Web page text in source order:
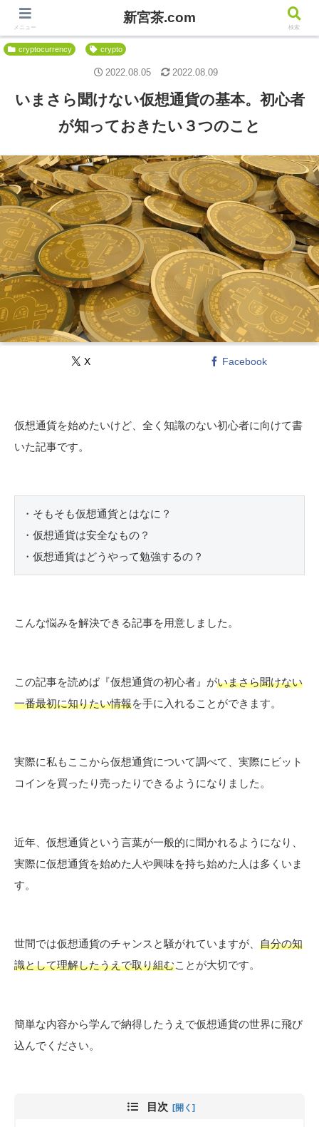
新宮茶.com
cryptocurrency crypto
いまさら聞けない仮想通貨の基本。初心者
が知っておきたい３つのこと
X Facebook
2022.08.05 2022.08.09
仮想通貨を始めたいけど、全く知識のない初心者に向けて書
いた記事です。
・そもそも仮想通貨とはなに？
・仮想通貨は安全なもの？
・仮想通貨はどうやって勉強するの？
こんな悩みを解決できる記事を用意しました。
この記事を読めば『仮想通貨の初心者』がいまさら聞けない
一番最初に知りたい情報を手に入れることができます。
実際に私もここから仮想通貨について調べて、実際にビット
コインを買ったり売ったりできるようになりました。
近年、仮想通貨という言葉が一般的に聞かれるようになり、
実際に仮想通貨を始めた人や興味を持ち始めた人は多くいま
す。
世間では仮想通貨のチャンスと騒がれていますが、 自分の知
識として理解したうえで取り組むことが大切です。
簡単な内容から学んで納得したうえで仮想通貨の世界に飛び
込んでください。
目次
メニュー
新宮茶.com
検索